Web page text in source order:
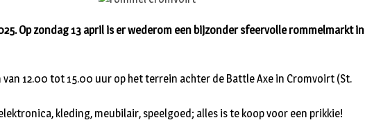
Op zondag 13 april is er wederom een bijzonder sfeervolle rommelmarkt in
12.00 tot 15.00 uur op het terrein achter de Battle Axe in Cromvoirt (St.
kleding, meubilair, speelgoed; alles is te koop voor een prikkie!